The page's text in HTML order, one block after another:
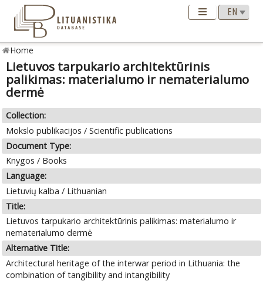
Home
Lietuvos tarpukario architektūrinis
palikimas: materialumo ir nematerialumo
dermė
Collection:
Mokslo publikacijos / Scientific publications
Document Type:
Knygos / Books
Language:
Lietuvių kalba / Lithuanian
Title:
Lietuvos tarpukario architektūrinis palikimas: materialumo ir
nematerialumo dermė
Alternative Title:
Architectural heritage of the interwar period in Lithuania: the
combination of tangibility and intangibility